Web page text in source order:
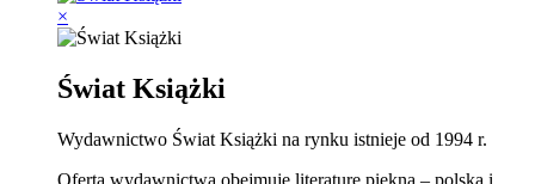
×
Świat Książki
Wydawnictwo Świat Książki na rynku istnieje od 1994 r.